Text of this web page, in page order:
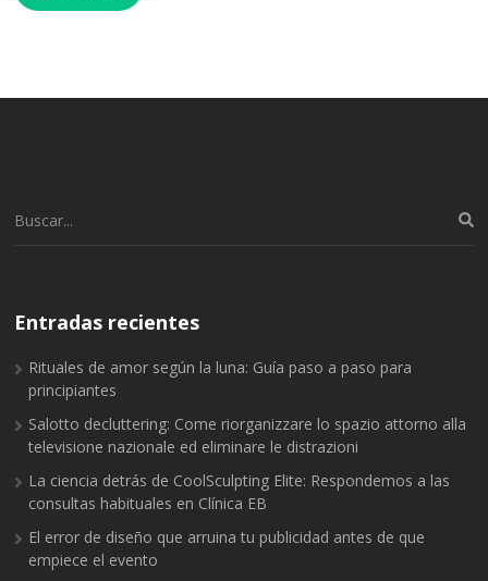
Buscar:
Entradas recientes
Rituales de amor según la luna: Guía paso a paso para
principiantes
Salotto decluttering: Come riorganizzare lo spazio attorno alla
televisione nazionale ed eliminare le distrazioni
La ciencia detrás de CoolSculpting Elite: Respondemos a las
consultas habituales en Clínica EB
El error de diseño que arruina tu publicidad antes de que
empiece el evento